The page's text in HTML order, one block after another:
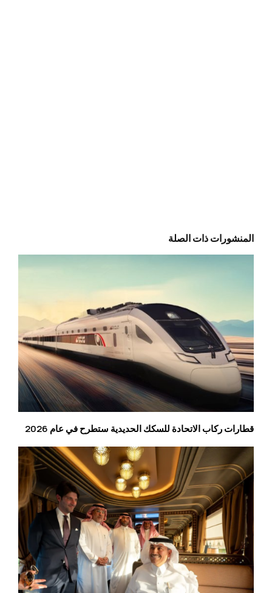
المنشورات ذات الصلة
قطارات ركاب الاتحادة للسكك الحديدية ستطرح في عام 2026